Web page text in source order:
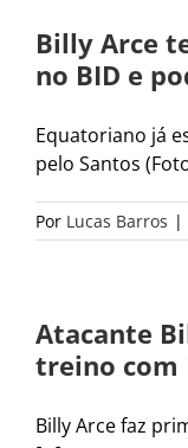
Billy Arce
no BID e
Equatoriano já
pelo Santos
Por Lucas Barros |
Atacante
treino com
Billy Arce faz